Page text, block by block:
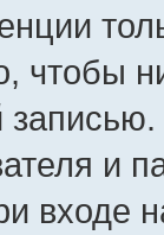
чтобы
и
входе